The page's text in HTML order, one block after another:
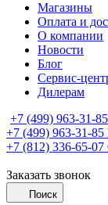
Магазины
Оплата и
О компании
Новости
Блог
Сервис-
Дилерам
+7 (499) 963-31-85
+7 (499) 963-31-85
+7 (812) 336-65-07
Заказать звонок
Поиск